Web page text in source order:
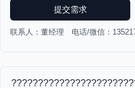
提交需求
联系人：董经理 电话/微信：